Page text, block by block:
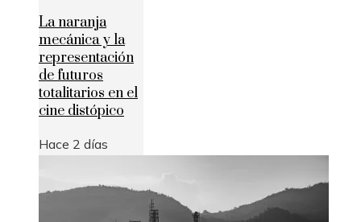
La naranja
mecánica y la
representación
de futuros
totalitarios en el
cine distópico
Hace 2 días